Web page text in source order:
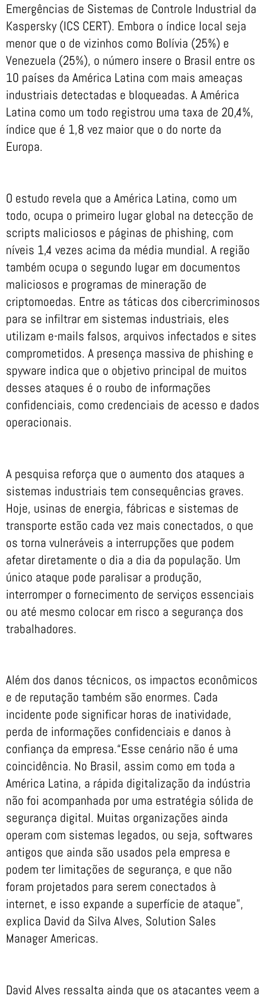
Emergências de Sistemas de Controle Industrial da
Kaspersky (ICS CERT). Embora o índice local seja
menor que o de vizinhos como Bolívia (25%) e
Venezuela (25%), o número insere o Brasil entre os
10 países da América Latina com mais ameaças
industriais detectadas e bloqueadas. A América
Latina como um todo registrou uma taxa de 20,4%,
índice que é 1,8 vez maior que o do norte da
Europa.
O estudo revela que a América Latina, como um
todo, ocupa o primeiro lugar global na detecção de
scripts maliciosos e páginas de phishing, com
níveis 1,4 vezes acima da média mundial. A região
também ocupa o segundo lugar em documentos
maliciosos e programas de mineração de
criptomoedas. Entre as táticas dos cibercriminosos
para se infiltrar em sistemas industriais, eles
utilizam e-mails falsos, arquivos infectados e sites
comprometidos. A presença massiva de phishing e
spyware indica que o objetivo principal de muitos
desses ataques é o roubo de informações
confidenciais, como credenciais de acesso e dados
operacionais.
A pesquisa reforça que o aumento dos ataques a
sistemas industriais tem consequências graves.
Hoje, usinas de energia, fábricas e sistemas de
transporte estão cada vez mais conectados, o que
os torna vulneráveis a interrupções que podem
afetar diretamente o dia a dia da população. Um
único ataque pode paralisar a produção,
interromper o fornecimento de serviços essenciais
ou até mesmo colocar em risco a segurança dos
trabalhadores.
Além dos danos técnicos, os impactos econômicos
e de reputação também são enormes. Cada
incidente pode significar horas de inatividade,
perda de informações confidenciais e danos à
confiança da empresa.“Esse cenário não é uma
coincidência. No Brasil, assim como em toda a
América Latina, a rápida digitalização da indústria
não foi acompanhada por uma estratégia sólida de
segurança digital. Muitas organizações ainda
operam com sistemas legados, ou seja, softwares
antigos que ainda são usados pela empresa e
podem ter limitações de segurança, e que não
foram projetados para serem conectados à
internet, e isso expande a superfície de ataque”,
explica David da Silva Alves, Solution Sales
Manager Americas.
David Alves ressalta ainda que os atacantes veem a